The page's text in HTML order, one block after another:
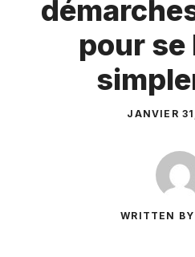
pour se
JANVIER
WRITTEN BY